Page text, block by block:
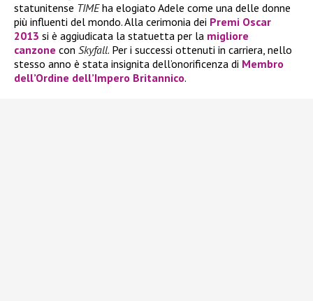
statunitense TIMEha elogiato Adele come una delle donne
più influenti del mondo. Alla cerimonia dei Premi Oscar
2013 si è aggiudicata la statuetta per la migliore
canzone con Skyfall. Per i successi ottenuti in carriera, nello
stesso anno è stata insignita dell’onorificenza di Membro
dell’Ordine dell’Impero Britannico.